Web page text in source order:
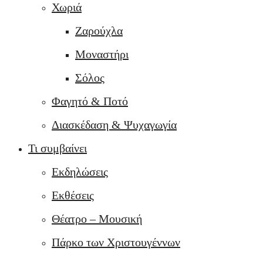
Χωριά
Ζαρούχλα
Μοναστήρι
Σόλος
Φαγητό & Ποτό
Διασκέδαση & Ψυχαγωγία
Τι συμβαίνει
Εκδηλώσεις
Εκθέσεις
Θέατρο – Μουσική
Πάρκο των Χριστουγέννων